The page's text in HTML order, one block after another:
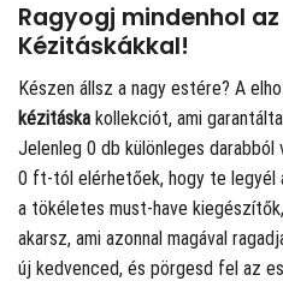
Ragyogj mindenhol
Kézitáskákkal!
Készen állsz a nagy estére? A
kézitáska kollekciót, ami
Jelenleg 0 db különleges
0 ft-tól elérhetőek, hogy te legyél
a tökéletes must-have
akarsz, ami azonnal magával
új kedvenced, és pörgesd fel az